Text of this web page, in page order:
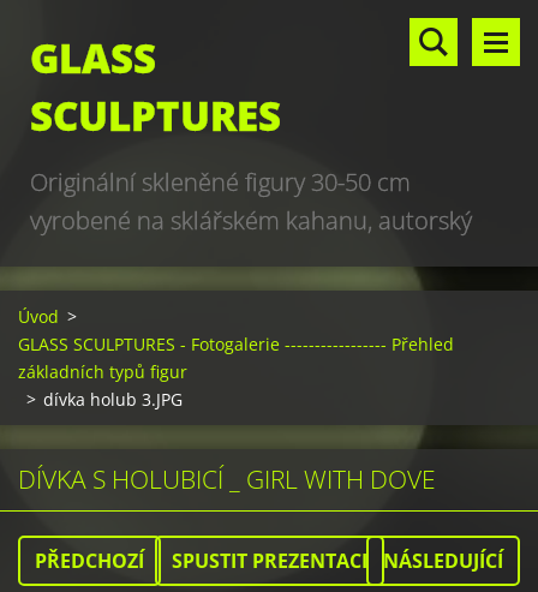
GLASS
SCULPTURES
Originální skleněné figury 30-50 cm
vyrobené na sklářském kahanu, autorský
design, hand made, art glass sculptures,
world unique production
Úvod >
GLASS SCULPTURES - Fotogalerie ----------------- Přehled
základních typů figur
> dívka holub 3.JPG
DÍVKA S HOLUBICÍ _ GIRL WITH DOVE
PŘEDCHOZÍ SPUSTIT PREZENTACI NÁSLEDUJÍCÍ